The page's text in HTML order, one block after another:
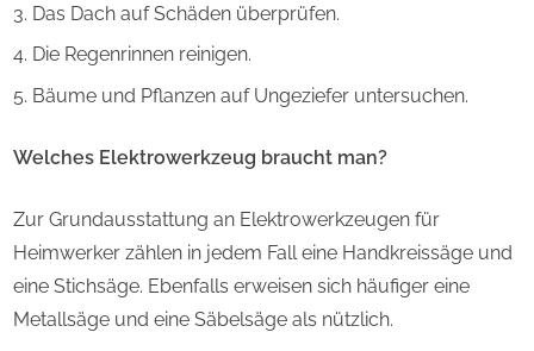
Das Dach auf Schäden überprüfen.
Die Regenrinnen reinigen.
Bäume und Pflanzen auf Ungeziefer untersuchen.
Welches Elektrowerkzeug braucht man?
Zur Grundausstattung an Elektrowerkzeugen für
Heimwerker zählen in jedem Fall eine Handkreissäge und
eine Stichsäge. Ebenfalls erweisen sich häufiger eine
Metallsäge und eine Säbelsäge als nützlich.